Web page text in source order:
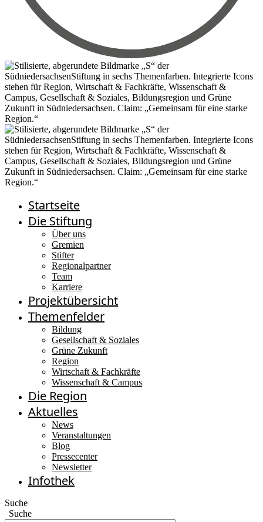
Startseite
Die Stiftung
Über uns
Gremien
Stifter
Regionalpartner
Team
Karriere
Projektübersicht
Themenfelder
Bildung
Gesellschaft & Soziales
Grüne Zukunft
Region
Wirtschaft & Fachkräfte
Wissenschaft & Campus
Die Region
Aktuelles
News
Veranstaltungen
Blog
Pressecenter
Newsletter
Infothek
Suche
Suche